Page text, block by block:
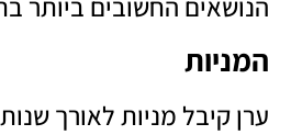
המניות
ערן קיבל מניות לאורך